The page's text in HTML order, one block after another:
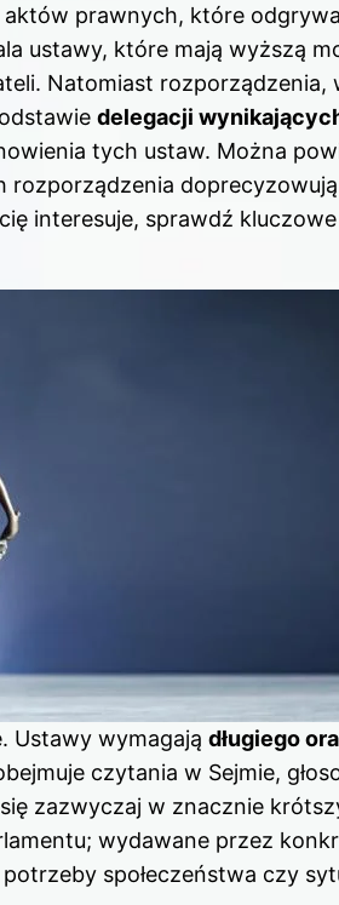
prawnych, które
ustawy, które mają wyższą
Natomiast rozporządzenia,
delegacji
tych ustaw. Można
interesuje, sprawdź
Ustawy wymagają długiego
czytania w Sejmie,
zazwyczaj w znacznie
wydawane przez
społeczeństwa czy